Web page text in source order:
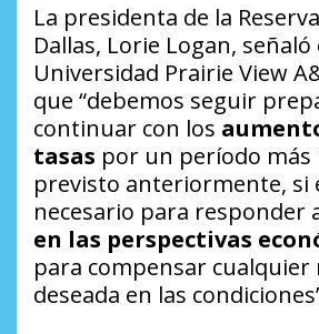
La presidenta de la
Dallas, Lorie Logan, señaló
Universidad Prairie View
que “debemos seguir
continuar con los
tasas por un período más
previsto anteriormente, si
necesario para responder
en las perspectivas
para compensar cualquier
deseada en las